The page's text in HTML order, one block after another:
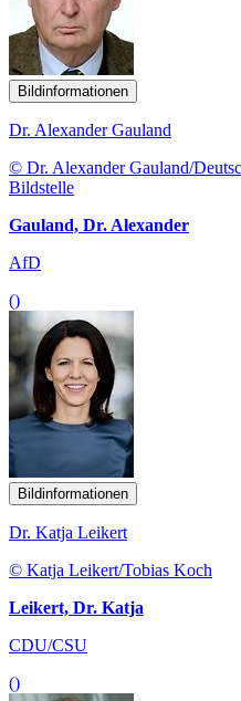
Bildinformationen
Dr. Alexander Gauland
© Dr. Alexander Gauland/
Bildstelle
Gauland, Dr. Alexander
AfD
()
Bildinformationen
Dr. Katja Leikert
© Katja Leikert/Tobias Koch
Leikert, Dr. Katja
CDU/CSU
()